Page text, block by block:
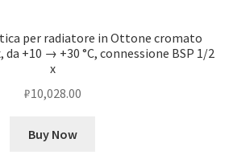
per radiatore in Ottone cromato
+10 → +30 °C, connessione BSP 1/2
x
₽10,028.00
Buy Now